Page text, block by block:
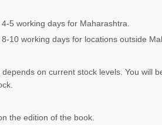
5 working days for Maharashtra.
10 working days for locations outside
on current stock levels. You will
the edition of the book.